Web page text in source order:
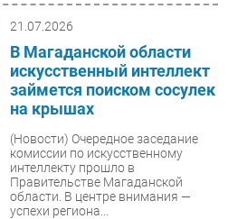
21.07.2026
В Магаданской области
искусственный интеллект
займется поиском сосулек
на крышах
(Новости) Очередное заседание
комиссии по искусственному
интеллекту прошло в
Правительстве Магаданской
области. В центре внимания —
успехи региона...